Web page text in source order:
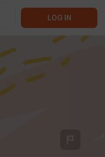
LOG IN